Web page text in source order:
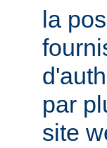
la
par
site